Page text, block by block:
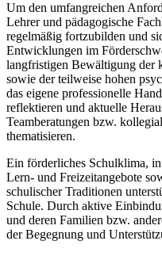
Um den umfangreichen
Lehrer und pädagogische
regelmäßig fortzubilden und
Entwicklungen im
langfristigen Bewältigung der
sowie der teilweise hohen
das eigene professionelle
reflektieren und aktuelle
Teamberatungen bzw.
thematisieren.
Ein förderliches Schulklima,
Lern- und Freizeitangebote
schulischer Traditionen
Schule. Durch aktive
und deren Familien bzw.
der Begegnung und